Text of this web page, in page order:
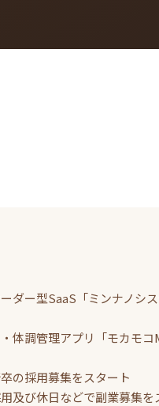
ダー型SaaS「ミンナノシ
体調管理アプリ「モカモコ
の採用募集をスタート
及び休日などで副業募集を